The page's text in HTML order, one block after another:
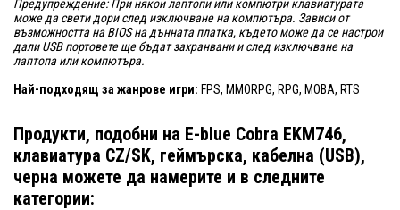
Предупреждение: При някои лаптопи или компютри клавиатурата
може да свети дори след изключване на компютъра. Зависи от
възможността на BIOS на дънната платка, където може да се настрои
дали USB портовете ще бъдат захранвани и след изключване на
лаптопа или компютъра.
Най-подходящ за жанрове игри: FPS, MMORPG, RPG, MOBA, RTS
Продукти, подобни на E-blue Cobra EKM746,
клавиатура CZ/SK, геймърска, кабелна (USB),
черна можете да намерите и в следните
категории: